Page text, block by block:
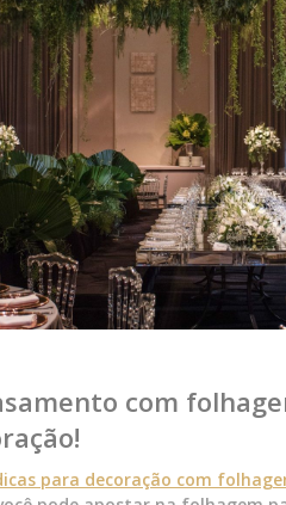
com
para decoração com